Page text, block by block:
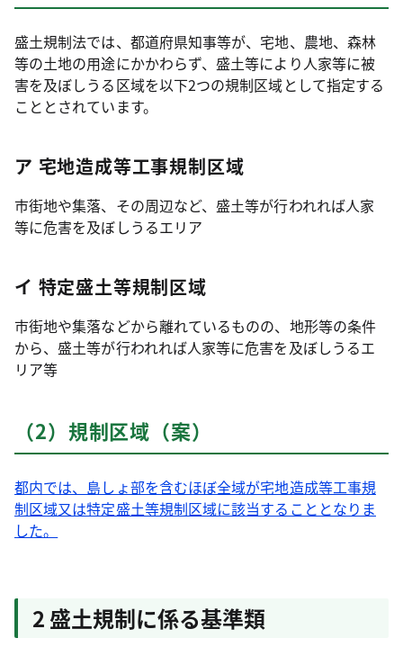
盛土規制法では、都道府県知事等が、宅地、農地、森林
等の土地の用途にかかわらず、盛土等により人家等に被
害を及ぼしうる区域を以下2つの規制区域として指定する
こととされています。
ア 宅地造成等工事規制区域
市街地や集落、その周辺など、盛土等が行われれば人家
等に危害を及ぼしうるエリア
イ 特定盛土等規制区域
市街地や集落などから離れているものの、地形等の条件
から、盛土等が行われれば人家等に危害を及ぼしうるエ
リア等
（2）規制区域（案）
都内では、島しょ部を含むほぼ全域が宅地造成等工事規
制区域又は特定盛土等規制区域に該当することとなりま
した。
2 盛土規制に係る基準類